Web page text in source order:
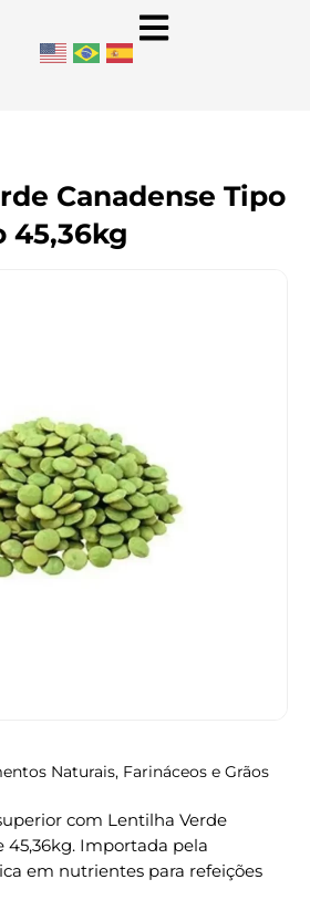
Canadense Tipo
45,36kg
Naturais, Farináceos e Grãos
com Lentilha Verde
45,36kg. Importada pela
em nutrientes para refeições